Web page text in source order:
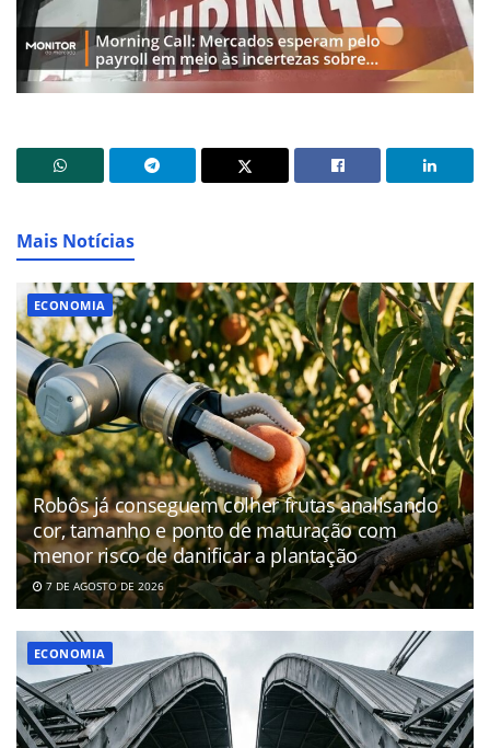
Mais Notícias
ECONOMIA
Robôs já conseguem colher frutas analisando
cor, tamanho e ponto de maturação com
menor risco de danificar a plantação
7 DE AGOSTO DE 2026
ECONOMIA